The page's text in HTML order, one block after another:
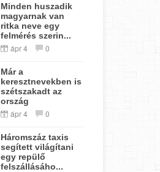
Minden huszadik
magyarnak van
ritka neve egy
felmérés szerin...
ápr 4 0
Már a
keresztnevekben is
szétszakadt az
ország
ápr 4 0
Háromszáz taxis
segített világítani
egy repülő
felszállásáho...